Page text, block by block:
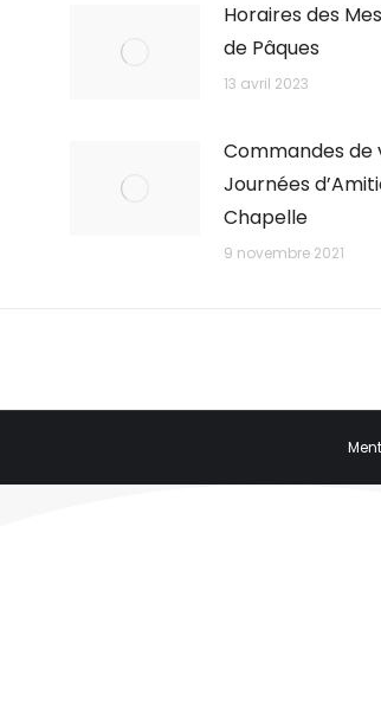
Horaires des
de Pâques
13 avril 2023
Commandes de
Journées
Chapelle
9 novembre 2021